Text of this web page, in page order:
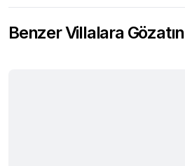
Benzer Villalara Gözatın